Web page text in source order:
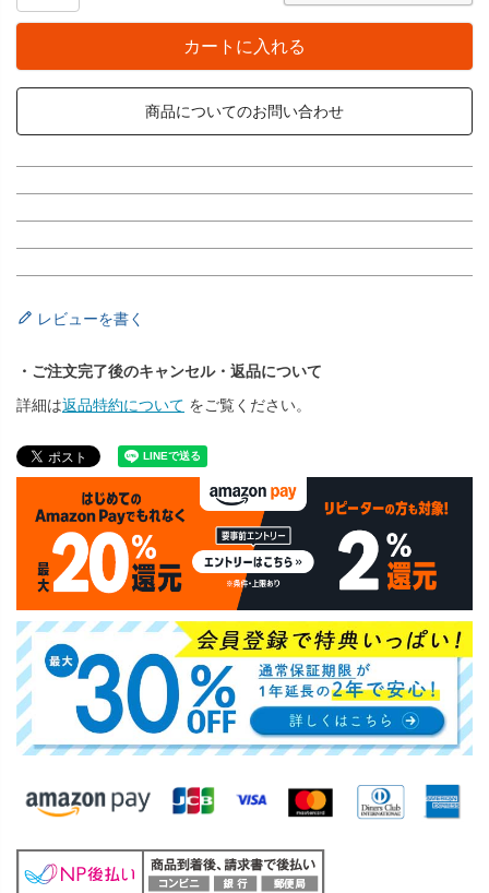
カートに入れる
商品についてのお問い合わせ
レビューを書く
・ご注文完了後のキャンセル・返品について
詳細は返品特約について をご覧ください。